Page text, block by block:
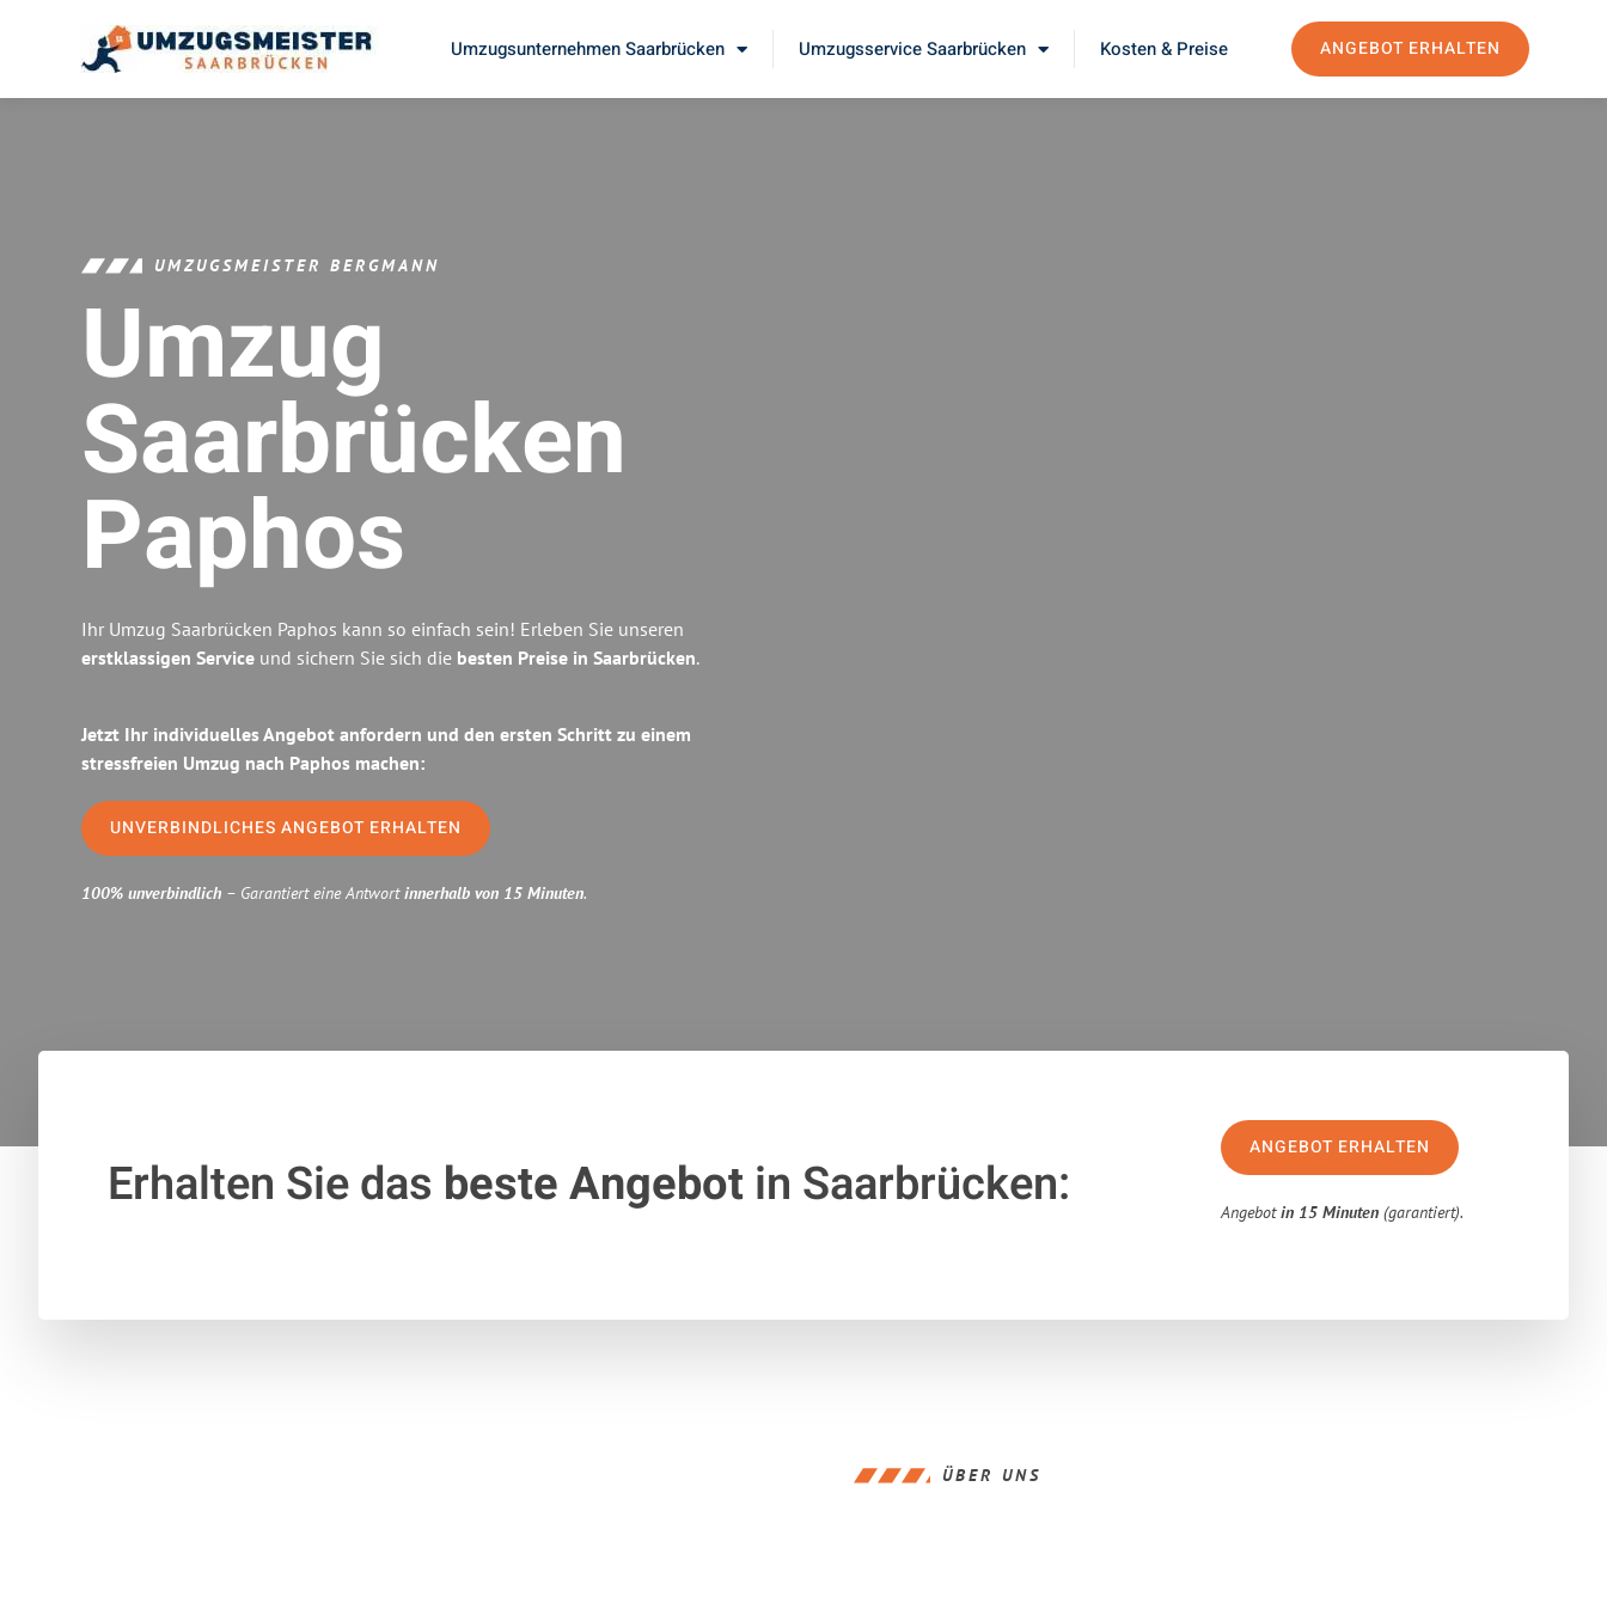
Umzugsunternehmen Saarbrücken Umzugsservice Saarbrücken Kosten & Preise ANGEBOT ERHALTEN
UMZUGSMEISTER BERGMANN
Umzug
Saarbrücken
Paphos
Ihr Umzug Saarbrücken Paphos kann so einfach sein! Erleben Sie unseren
erstklassigen Service und sichern Sie sich die besten Preise in Saarbrücken.
Jetzt Ihr individuelles Angebot anfordern und den ersten Schritt zu einem
stressfreien Umzug nach Paphos machen:
UNVERBINDLICHES ANGEBOT ERHALTEN
100% unverbindlich – Garantiert eine Antwortinnerhalb von 15 Minuten.
Erhalten Sie das beste Angebotin Saarbrücken:
ANGEBOT ERHALTEN
Angebotin 15 Minuten (garantiert).
ÜBER UNS